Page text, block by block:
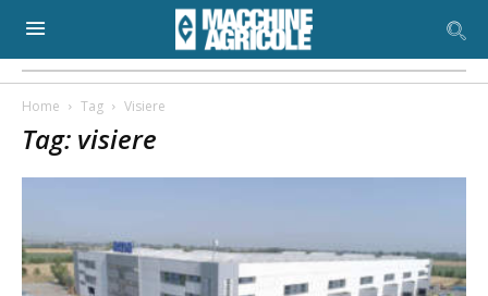
Home Tag Visiere
Tag: visiere